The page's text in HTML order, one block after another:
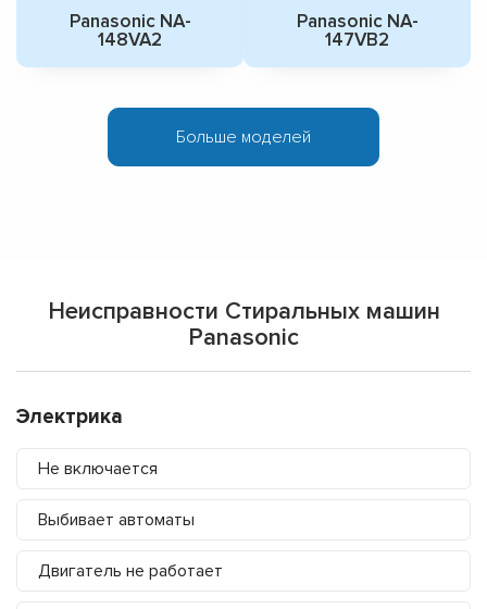
Panasonic NA-
148VA2
Panasonic NA-
147VB2
Больше моделей
Неисправности Стиральных машин
Panasonic
Электрика
Не включается
Выбивает автоматы
Двигатель не работает